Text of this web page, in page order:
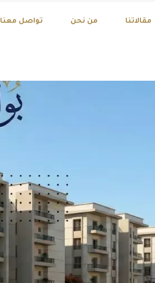
مقالاتنا من نحن تواصل معنا